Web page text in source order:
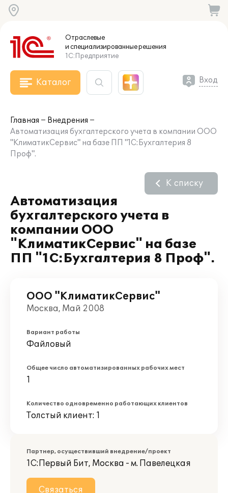
Отраслевые
и специализированныерешения
1С:Предприятие
Каталог Вход
Главная
Внедрения
Автоматизация бухгалтерского учета в компании ООО
"КлиматикСервис" на базе ПП "1С:Бухгалтерия 8
Проф".
Автоматизация
бухгалтерского учета в
компании ООО
"КлиматикСервис" на базе
ПП "1С:Бухгалтерия 8 Проф".
К списку
ООО "КлиматикСервис"
Москва, Май 2008
Вариант работы
Файловый
Общее число автоматизированных рабочих мест
1
Количество одновременно работающих клиентов
Толстый клиент: 1
Партнер, осуществивший внедрение/проект
1С:Первый Бит, Москва - м. Павелецкая
Связаться